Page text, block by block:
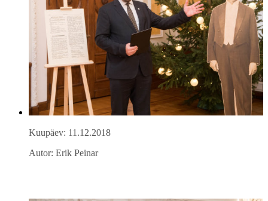
Kuupäev: 11.12.2018
Autor: Erik Peinar